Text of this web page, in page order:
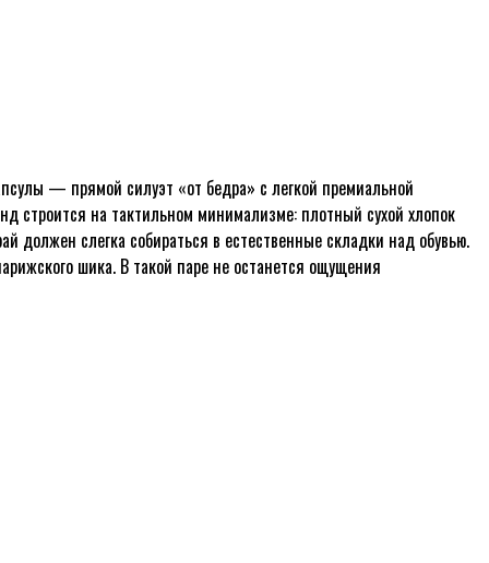
— прямой силуэт «от бедра» с легкой премиальной
строится на тактильном минимализме: плотный сухой хлопок
должен слегка собираться в естественные складки над обувью.
шика. В такой паре не останется ощущения